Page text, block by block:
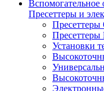
Вспомогательное
Пресеттеры и
Установки